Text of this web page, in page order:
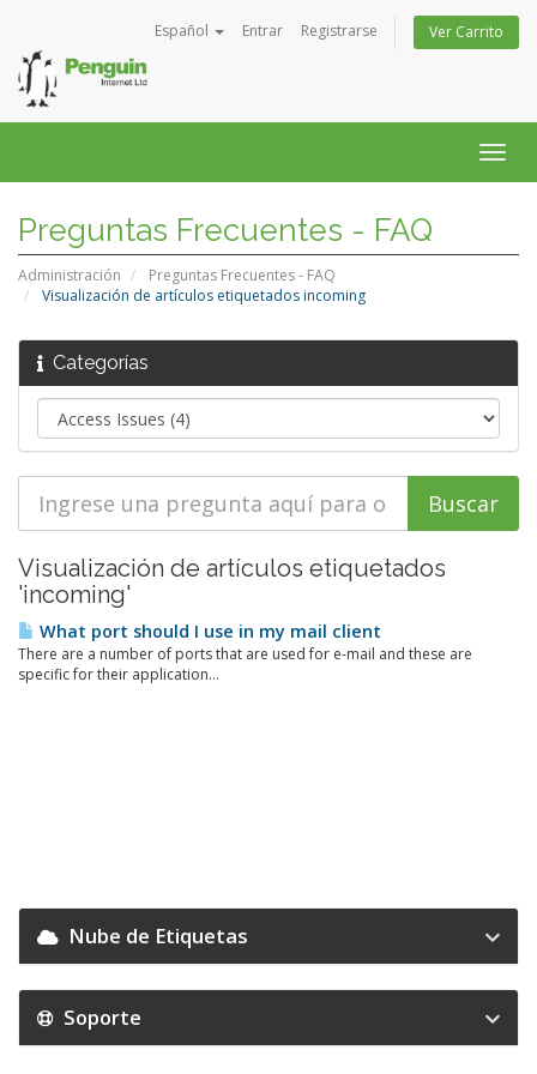
Español Entrar Registrarse Ver Carrito
Preguntas Frecuentes - FAQ
Administración
Preguntas Frecuentes - FAQ
Visualización de artículos etiquetados incoming
Categorías
Visualización de artículos etiquetados
'incoming'
What port should I use in my mail client
There are a number of ports that are used for e-mail and these are
specific for their application...
Nube de Etiquetas
Soporte